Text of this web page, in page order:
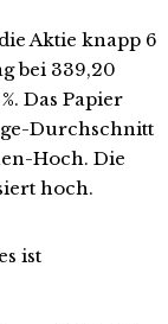
Aktie knapp 6
bei 339,20
Das Papier
Durchschnitt
Hoch. Die
hoch.
ist